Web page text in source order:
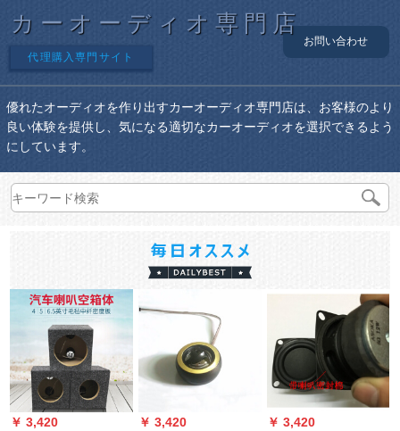
カーオーディオ専門店
代理購入専門サイト
お問い合わせ
優れたオーディオを作り出すカーオーディオ専門店は、お客様のより
良い体験を提供し、気になる適切なカーオーディオを選択できるよう
にしています。
￥ 3,420
￥ 3,420
￥ 3,420